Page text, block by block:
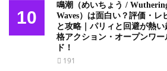
10
鳴潮（めいちょう /
Waves）は面白い？評価・レ
と攻略｜パリィと回避が熱い
格アクション・オープンワー
ド！
191